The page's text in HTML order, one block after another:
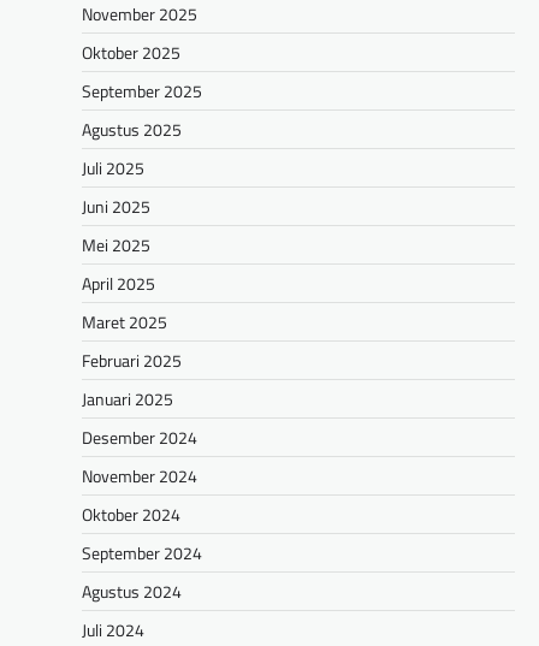
November 2025
Oktober 2025
September 2025
Agustus 2025
Juli 2025
Juni 2025
Mei 2025
April 2025
Maret 2025
Februari 2025
Januari 2025
Desember 2024
November 2024
Oktober 2024
September 2024
Agustus 2024
Juli 2024